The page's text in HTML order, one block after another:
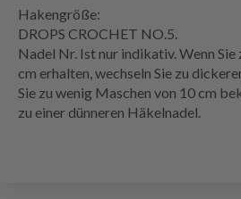
Hakengröße:
DROPS CROCHET NO.5.
Nadel Nr. Ist nur indikativ. Wenn Sie
cm erhalten, wechseln Sie zu
Sie zu wenig Maschen von 10 cm
zu einer dünneren Häkelnadel.